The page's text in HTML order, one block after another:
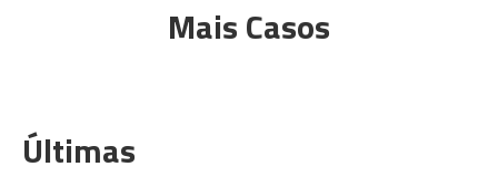
Mais Casos
Últimas